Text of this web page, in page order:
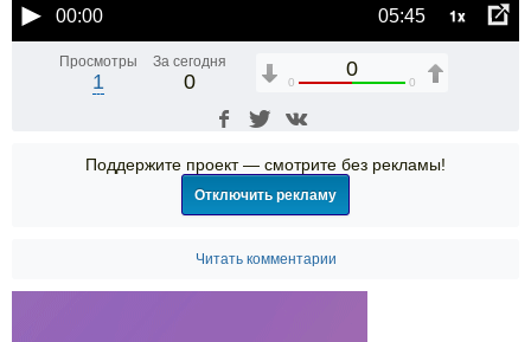
00:00 05:45 1x
Просмотры
1
За сегодня
0
0
0 0
Поддержите проект — смотрите без рекламы!
Отключить рекламу
Читать комментарии